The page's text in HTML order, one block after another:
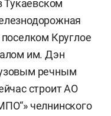
Тукаевском
Круглое
им. Дэн
речным
строит АО
челнинского